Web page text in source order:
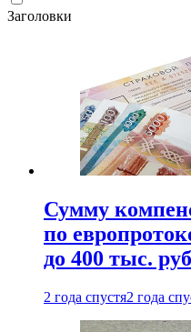
Заголовки
Сумму
по
до 400 тыс.
2 года спустя2 года